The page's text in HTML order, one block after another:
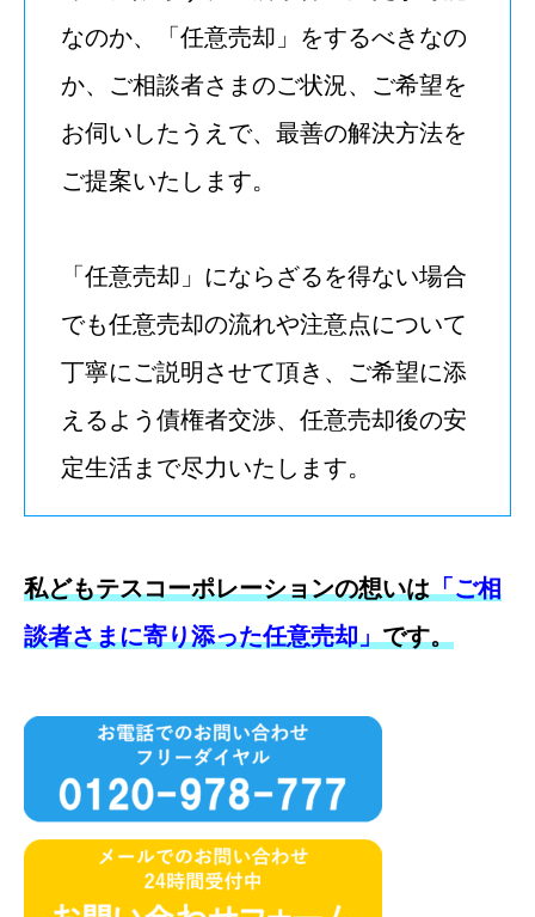
なのか、「任意売却」をするべきなの
か、ご相談者さまのご状況、ご希望を
お伺いしたうえで、最善の解決方法を
ご提案いたします。
「任意売却」にならざるを得ない場合
でも任意売却の流れや注意点について
丁寧にご説明させて頂き、ご希望に添
えるよう債権者交渉、任意売却後の安
定生活まで尽力いたします。
私どもテスコーポレーションの想いは「ご相
談者さまに寄り添った任意売却」です。